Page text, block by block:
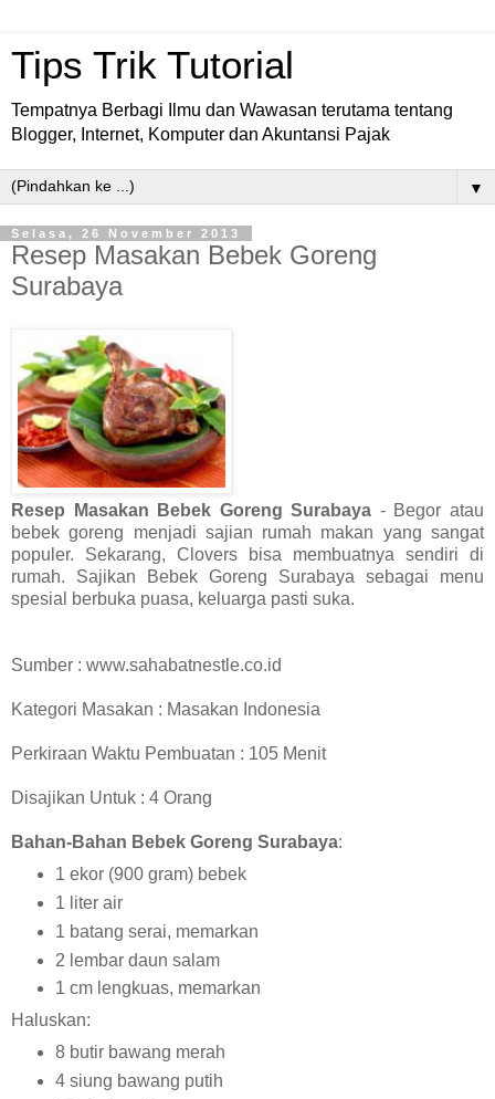
Tips Trik Tutorial
Tempatnya Berbagi Ilmu dan Wawasan terutama tentang
Blogger, Internet, Komputer dan Akuntansi Pajak
▼
Selasa, 26 November 2013
Resep Masakan Bebek Goreng
Surabaya
Resep Masakan Bebek Goreng Surabaya - Begor atau
bebek goreng menjadi sajian rumah makan yang sangat
populer. Sekarang, Clovers bisa membuatnya sendiri di
rumah. Sajikan Bebek Goreng Surabaya sebagai menu
spesial berbuka puasa, keluarga pasti suka.
Sumber : www.sahabatnestle.co.id
Kategori Masakan : Masakan Indonesia
Perkiraan Waktu Pembuatan : 105 Menit
Disajikan Untuk : 4 Orang
Bahan-Bahan Bebek Goreng Surabaya:
1 ekor (900 gram) bebek
1 liter air
1 batang serai, memarkan
2 lembar daun salam
1 cm lengkuas, memarkan
Haluskan:
8 butir bawang merah
4 siung bawang putih